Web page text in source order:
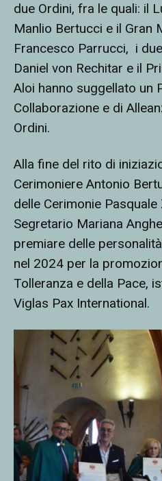
due Ordini, fra le quali: il
Manlio Bertucci e il Gran
Francesco Parrucci, i
Daniel von Rechitar e il
Aloi hanno suggellato un
Collaborazione e di
Ordini.
Alla fine del rito di
Cerimoniere Antonio
delle Cerimonie
Segretario Mariana
premiare delle
nel 2024 per la
Tolleranza e della Pace,
Viglas Pax International.